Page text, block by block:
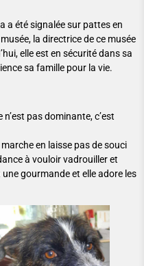
a été signalée sur pattes en
la directrice de ce musée
elle est en sécurité dans sa
sa famille pour la vie.
pas dominante, c’est
en laisse pas de souci
à vouloir vadrouiller et
gourmande et elle adore les